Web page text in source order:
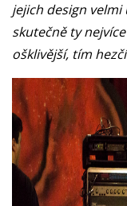
jejich design
skutečně ty
ošklivější, tím